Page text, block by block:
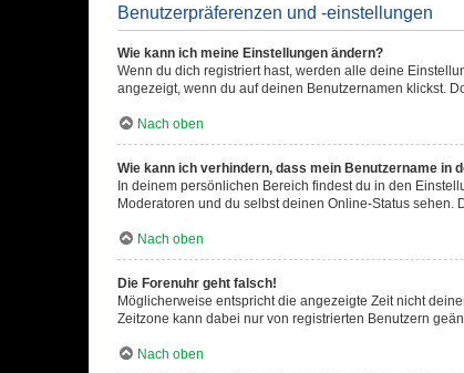
Benutzerpräferenzen und -einstellungen
Wie kann ich meine Einstellungen ändern?
Wenn du dich registriert hast, werden alle deine
angezeigt, wenn du auf deinen Benutzernamen klickst.
Nach oben
Wie kann ich verhindern, dass mein Benutzername in
In deinem persönlichen Bereich findest du in den
Moderatoren und du selbst deinen Online-Status sehen.
Nach oben
Die Forenuhr geht falsch!
Möglicherweise entspricht die angezeigte Zeit nicht
Zeitzone kann dabei nur von registrierten Benutzern
Nach oben